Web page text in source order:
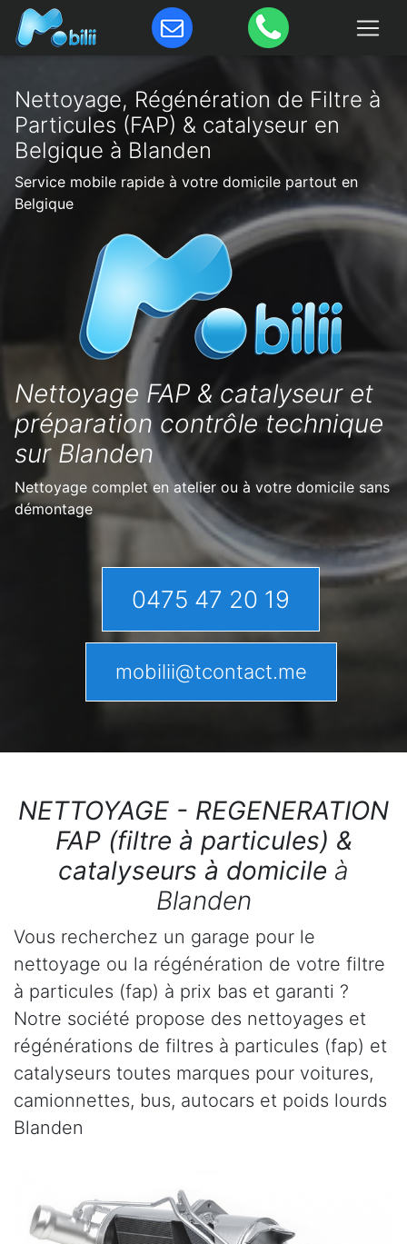
Nettoyage, Régénération de Filtre à
Particules (FAP) & catalyseur en
Belgique à Blanden
Service mobile rapide à votre domicile partout en
Belgique
Nettoyage FAP & catalyseur et
préparation contrôle technique
sur Blanden
Nettoyage complet en atelier ou à votre domicile sans
démontage
0475 47 20 19
mobilii@tcontact.me
NETTOYAGE - REGENERATION
FAP (filtre à particules) &
catalyseurs à domicile à
Blanden
Vous recherchez un garage pour le
nettoyage ou la régénération de votre filtre
à particules (fap) à prix bas et garanti ?
Notre société propose des nettoyages et
régénérations de filtres à particules (fap) et
catalyseurs toutes marques pour voitures,
camionnettes, bus, autocars et poids lourds
Blanden